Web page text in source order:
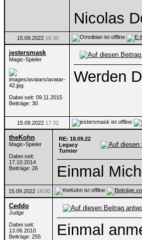
Nicolas
15.09.2022 16:30
jestersmask
Magic-Spieler
Dabei seit: 09.11.2015
Beiträge: 30
Werden
15.09.2022 17:32
theKohn
Magic-Spieler
Dabei seit:
17.10.2014
Beiträge: 26
RE: 18.09.22
Legacy
Turnier
Einmal
15.09.2022 18:00
Ceddo
Judge
Dabei seit:
13.06.2010
Beiträge: 255
Einmal